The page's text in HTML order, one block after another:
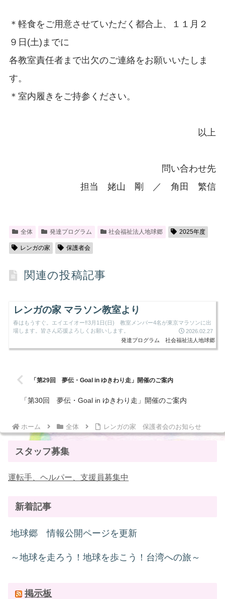
＊軽食をご用意させていただく都合上、１１月２
９日(土)までに
各教室責任者まで出欠のご連絡をお願いいたしま
す。
＊室内履きをご持参ください。
以上
問い合わせ先
担当 姥山 剛 ／ 角田 繁信
全体 発達プログラム 社会福祉法人地球郷 2025年度
レンガの家 保護者会
関連の投稿記事
レンガの家 マラソン教室より
春はもうすぐ。エイエイオー‼3月1日(日) 教室メンバー4名が東京マラソンに出
場します。皆さん応援よろしくお願いします。
2026.02.27
発達プログラム
社会福祉法人地球郷
「第29回 夢伝・Goal in ゆきわり走」開催のご案内
「第30回 夢伝・Goal in ゆきわり走」開催のご案内
ホーム 全体 レンガの家 保護者会のお知らせ
スタッフ募集
運転手、ヘルパー、支援員募集中
新着記事
地球郷 情報公開ページを更新
～地球を走ろう！地球を歩こう！台湾への旅～
掲示板